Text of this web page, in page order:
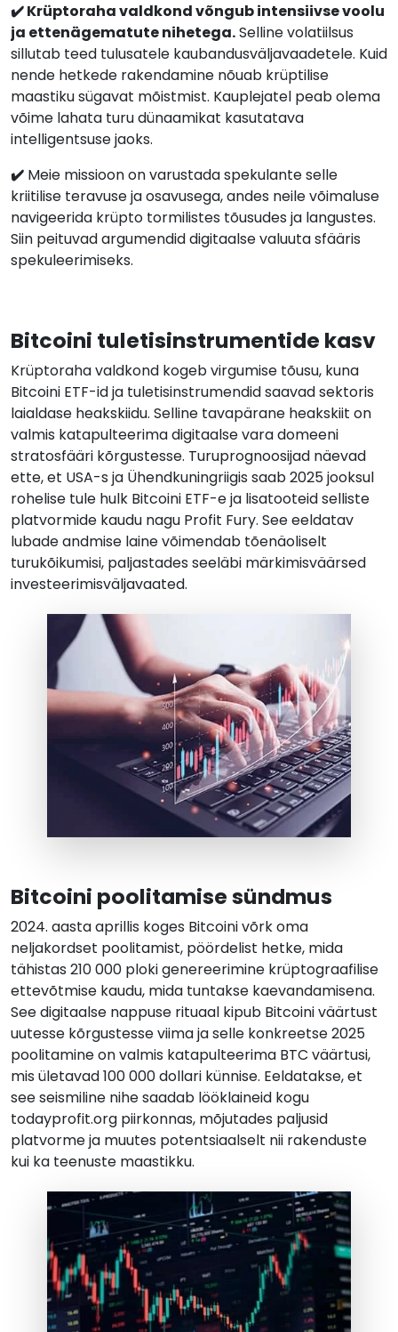
✔️ Krüptoraha valdkond võngub intensiivse voolu
ja ettenägematute nihetega.Selline volatiilsus
sillutab teed tulusatele kaubandusväljavaadetele. Kuid
nende hetkede rakendamine nõuab krüptilise
maastiku sügavat mõistmist. Kauplejatel peab olema
võime lahata turu dünaamikat kasutatava
intelligentsuse jaoks.
✔️ Meie missioon on varustada spekulante selle
kriitilise teravuse ja osavusega, andes neile võimaluse
navigeerida krüpto tormilistes tõusudes ja langustes.
Siin peituvad argumendid digitaalse valuuta sfääris
spekuleerimiseks.
Bitcoini tuletisinstrumentide kasv
Krüptoraha valdkond kogeb virgumise tõusu, kuna
Bitcoini ETF-id ja tuletisinstrumendid saavad sektoris
laialdase heakskiidu. Selline tavapärane heakskiit on
valmis katapulteerima digitaalse vara domeeni
stratosfääri kõrgustesse. Turuprognoosijad näevad
ette, et USA-s ja Ühendkuningriigis saab 2025 jooksul
rohelise tule hulk Bitcoini ETF-e ja lisatooteid selliste
platvormide kaudu nagu Profit Fury. See eeldatav
lubade andmise laine võimendab tõenäoliselt
turukõikumisi, paljastades seeläbi märkimisväärsed
investeerimisväljavaated.
Bitcoini poolitamise sündmus
2024. aasta aprillis koges Bitcoini võrk oma
neljakordset poolitamist, pöördelist hetke, mida
tähistas 210 000 ploki genereerimine krüptograafilise
ettevõtmise kaudu, mida tuntakse kaevandamisena.
See digitaalse nappuse rituaal kipub Bitcoini väärtust
uutesse kõrgustesse viima ja selle konkreetse 2025
poolitamine on valmis katapulteerima BTC väärtusi,
mis ületavad 100 000 dollari künnise. Eeldatakse, et
see seismiline nihe saadab lööklaineid kogu
todayprofit.org piirkonnas, mõjutades paljusid
platvorme ja muutes potentsiaalselt nii rakenduste
kui ka teenuste maastikku.